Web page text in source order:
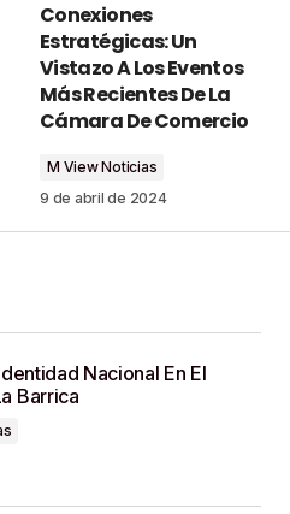
obligatorios están
Electrónico Y Sitio
Para La Próxima Vez
Conexiones
Estratégicas: Un
Vistazo A Los Eventos
Más Recientes De La
Cámara De Comercio
M View Noticias
9 de abril de 2024
Nacional En El
Barrica